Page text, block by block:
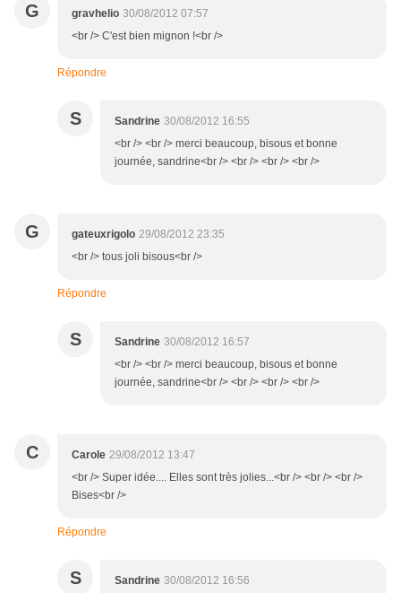
G gravhelio 30/08/2012 07:57
<br /> C'est bien mignon !<br />
Répondre
S Sandrine 30/08/2012 16:55
<br /> <br /> merci beaucoup, bisous et bonne
journée, sandrine<br /> <br /> <br /> <br />
G gateuxrigolo 29/08/2012 23:35
<br /> tous joli bisous<br />
Répondre
S Sandrine 30/08/2012 16:57
<br /> <br /> merci beaucoup, bisous et bonne
journée, sandrine<br /> <br /> <br /> <br />
C Carole 29/08/2012 13:47
<br /> Super idée.... Elles sont très jolies...<br /> <br /> <br />
Bises<br />
Répondre
S Sandrine 30/08/2012 16:56